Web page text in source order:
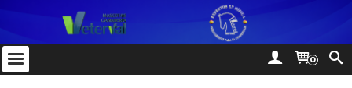
0